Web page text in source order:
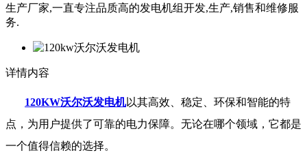
生产厂家,一直专注品质高的发电机组开发,生产,销售和维修服
务.
详情内容
120KW沃尔沃发电机以其高效、稳定、环保和智能的特
点，为用户提供了可靠的电力保障。无论在哪个领域，它都是
一个值得信赖的选择。